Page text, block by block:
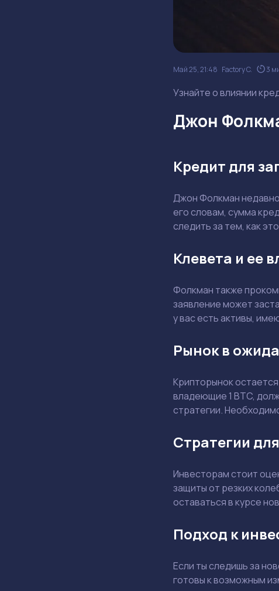
Май 25, 21:48 Factory C. 3
Узнайте о влиянии
Джон
Кредит для
Джон Фолкман
его словам, сумма
следить за тем, как
Клевета и ее
Фолкман также
заявление может
у вас есть активы,
Рынок в
Крипторынок
владеющие 1 BTC,
стратегии.
Стратегии
Инвесторам стоит
защиты от резких
оставаться в курсе
Подход к
Если ты следишь за
готовы к возможным